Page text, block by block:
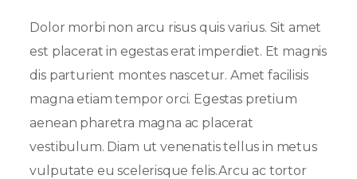
Dolor morbi non arcu risus quis varius. Sit amet
est placerat in egestas erat imperdiet. Et magnis
dis parturient montes nascetur. Amet facilisis
magna etiam tempor orci. Egestas pretium
aenean pharetra magna ac placerat
vestibulum. Diam ut venenatis tellus in metus
vulputate eu scelerisque felis.Arcu ac tortor